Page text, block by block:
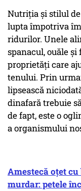
Nutriția și stilul
lupta împotriva
ridurilor. Unele
spanacul, ouăle
proprietăți care
tenului. Prin
lipsească
dinafară trebuie
de fapt, este o
a organismului
Amestecă oțet
murdar: petele